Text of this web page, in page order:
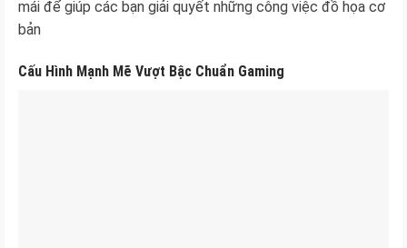
mái để giúp các bạn giải quyết những công việc đồ họa cơ
bản
Cấu Hình Mạnh Mẽ Vượt Bậc Chuẩn Gaming